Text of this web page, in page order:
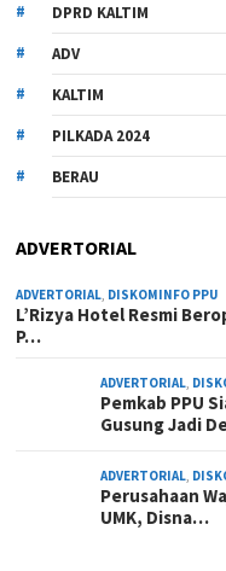
DPRD KALTIM
ADV
KALTIM
PILKADA 2024
BERAU
ADVERTORIAL
ADVERTORIAL, DISKOMINFO PPU
L’Rizya Hotel Resmi
P…
ADVERTORIAL,
Pemkab PPU
Gusung Jadi
ADVERTORIAL,
Perusahaan
UMK, Disna…